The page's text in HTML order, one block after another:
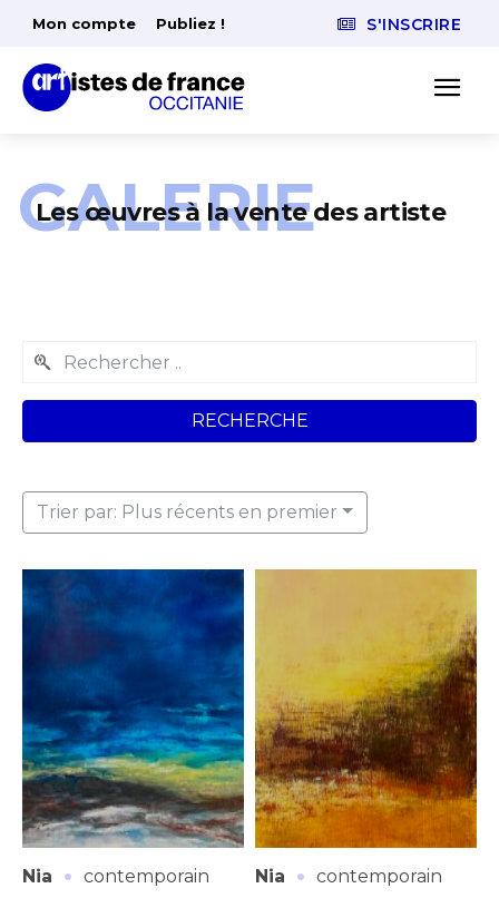
Mon compte Publiez ! S'INSCRIRE
Les œuvres à la vente des artiste
GALERIE
RECHERCHE
Trier par: Plus récents en premier
Nia · contemporain Nia · contemporain